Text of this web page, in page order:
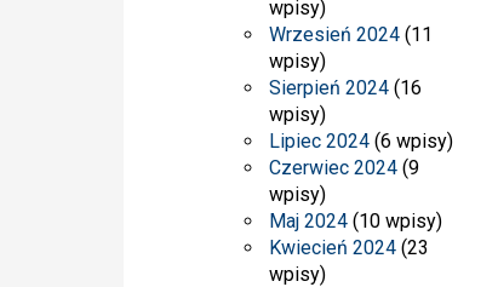
wpisy)
Wrzesień 2024 (11
wpisy)
Sierpień 2024 (16
wpisy)
Lipiec 2024 (6 wpisy)
Czerwiec 2024 (9
wpisy)
Maj 2024 (10 wpisy)
Kwiecień 2024 (23
wpisy)